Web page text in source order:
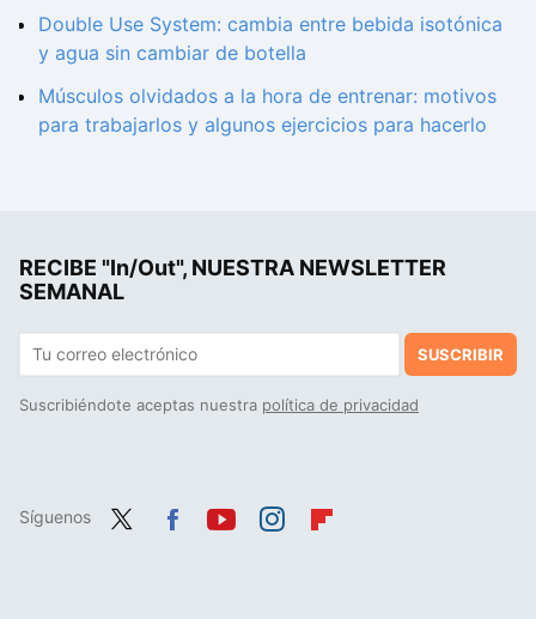
Double Use System: cambia entre bebida isotónica
y agua sin cambiar de botella
Músculos olvidados a la hora de entrenar: motivos
para trabajarlos y algunos ejercicios para hacerlo
RECIBE "In/Out", NUESTRA NEWSLETTER
SEMANAL
SUSCRIBIR
Suscribiéndote aceptas nuestra política de privacidad
Síguenos